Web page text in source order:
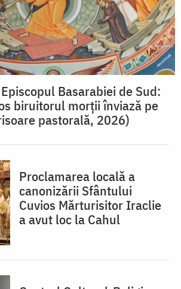
Basarabiei de Sud:
biruitorul morții înviază pe
pastorală, 2026)
Proclamarea locală a
canonizării Sfântului
Cuvios Mărturisitor Iraclie
a avut loc la Cahul